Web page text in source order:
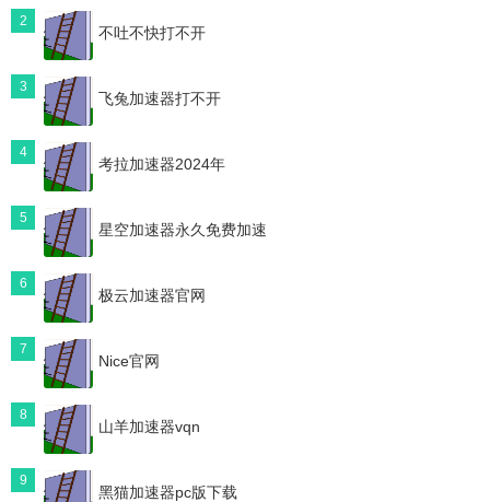
2
不吐不快打不开
3
飞兔加速器打不开
4
考拉加速器2024年
5
星空加速器永久免费加速
6
极云加速器官网
7
Nice官网
8
山羊加速器vqn
9
黑猫加速器pc版下载